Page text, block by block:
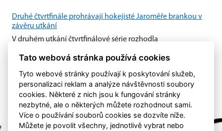
Druhé čtvrtfinále prohrávají hokejisté Jaroměře brankou v
závěru utkání
V druhém utkání čtvrtfinálové série rozhodla
Jaroměře v útočném pásmu...
Tato webová stránka používá cookies
Tyto webové stránky používají k poskytování služeb,
personalizaci reklam a analýze návštěvnosti soubory
cookies. Některé z nich jsou k fungování stránky
nezbytné, ale o některých můžete rozhodnout sami.
Více o používání souborů cookies se dozvíte níže.
Můžete je povolit všechny, jednotlivě vybrat nebo